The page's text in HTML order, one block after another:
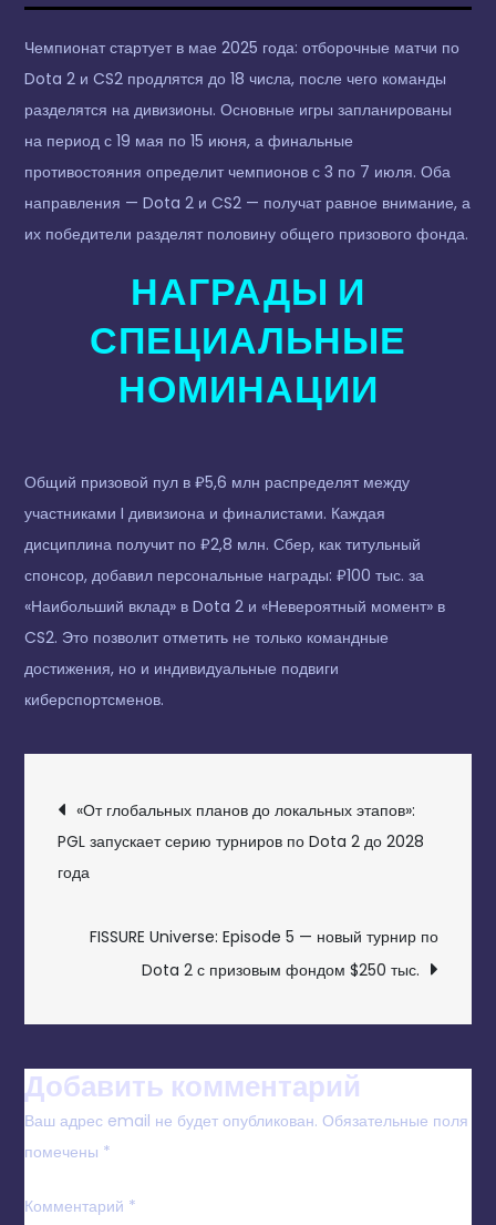
Чемпионат стартует в мае 2025 года: отборочные матчи по
Dota 2 и CS2 продлятся до 18 числа, после чего команды
разделятся на дивизионы. Основные игры запланированы
на период с 19 мая по 15 июня, а финальные
противостояния определит чемпионов с 3 по 7 июля. Оба
направления — Dota 2 и CS2 — получат равное внимание, а
их победители разделят половину общего призового фонда.
НАГРАДЫ И
СПЕЦИАЛЬНЫЕ
НОМИНАЦИИ
Общий призовой пул в ₽5,6 млн распределят между
участниками I дивизиона и финалистами. Каждая
дисциплина получит по ₽2,8 млн. Сбер, как титульный
спонсор, добавил персональные награды: ₽100 тыс. за
«Наибольший вклад» в Dota 2 и «Невероятный момент» в
CS2. Это позволит отметить не только командные
достижения, но и индивидуальные подвиги
киберспортсменов.
НАВИГАЦИЯ
ПО
ЗАПИСЯМ
«От глобальных планов до локальных этапов»:
PGL запускает серию турниров по Dota 2 до 2028
года
FISSURE Universe: Episode 5 — новый турнир по
Dota 2 с призовым фондом $250 тыс.
Добавить комментарий
Ваш адрес email не будет опубликован. Обязательные поля
помечены *
Комментарий *